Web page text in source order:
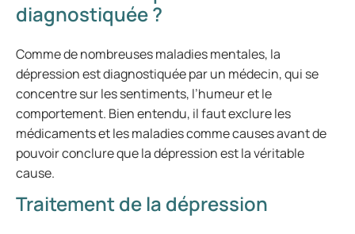
diagnostiquée ?
Comme de nombreuses maladies mentales, la
dépression est diagnostiquée par un médecin, qui se
concentre sur les sentiments, l’humeur et le
comportement. Bien entendu, il faut exclure les
médicaments et les maladies comme causes avant de
pouvoir conclure que la dépression est la véritable
cause.
Traitement de la dépression